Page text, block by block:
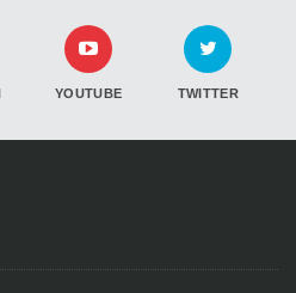
YOUTUBE TWITTER